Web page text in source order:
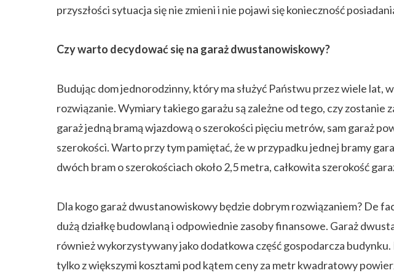
przyszłości sytuacja się nie zmieni i nie pojawi się konieczność
Czy warto decydować się na garaż dwustanowiskowy?
Budując dom jednorodzinny, który ma służyć Państwu przez wiele
rozwiązanie. Wymiary takiego garażu są zależne od tego, czy
garaż jedną bramą wjazdową o szerokości pięciu metrów, sam garaż
szerokości. Warto przy tym pamiętać, że w przypadku jednej bramy
dwóch bram o szerokościach około 2,5 metra, całkowita szerokość
Dla kogo garaż dwustanowiskowy będzie dobrym rozwiązaniem? De
dużą działkę budowlaną i odpowiednie zasoby finansowe. Garaż
również wykorzystywany jako dodatkowa część gospodarcza
tylko z większymi kosztami pod kątem ceny za metr kwadratowy